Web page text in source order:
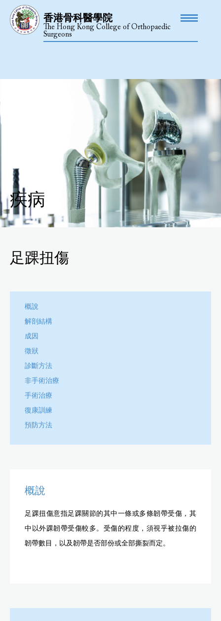
香港骨科醫學院
The Hong Kong College of Orthopaedic
Surgeons
疾病
足踝扭傷
概說
解剖結構
成因
徵狀
診斷方法
非手術治療
手術治療
復康訓練
預防方法
概說
足踝扭傷意指足踝關節的其中一條或多條韌帶受傷，其
中以外踝韌帶受傷較多。受傷的程度，須視乎被拉傷的
韌帶數目，以及韌帶是否部份或全部撕裂而定。